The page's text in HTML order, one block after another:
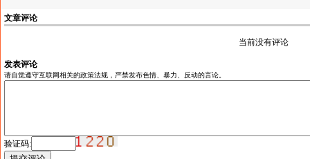
文章评论
当前没有评论
发表评论
请自觉遵守互联网相关的政策法规，严禁发布色情、暴力、反动的言论。
验证码: